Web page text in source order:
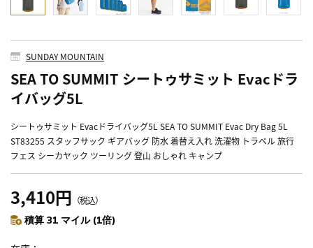
SUNDAY MOUNTAIN
SEA TO SUMMIT シートゥサミット Evacドラ
イバッグ5L
シートゥサミット Evacドライバッグ5L SEA TO SUMMIT Evac Dry Bag 5L
ST83255 スタッフサック ギアバッグ 防水 着替え入れ 洗濯物 トラベル 旅行
フェス シーカヤック ツーリング 登山 おしゃれ キャンプ
3,410円 （税込）
積算 31 マイル (1倍)